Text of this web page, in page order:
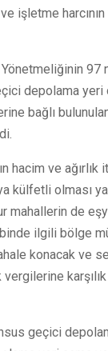
işletme
97
depolama
bağlı
hacim ve
külfetli olması
mahallerin de
ilgili bölge
konacak ve
geçici